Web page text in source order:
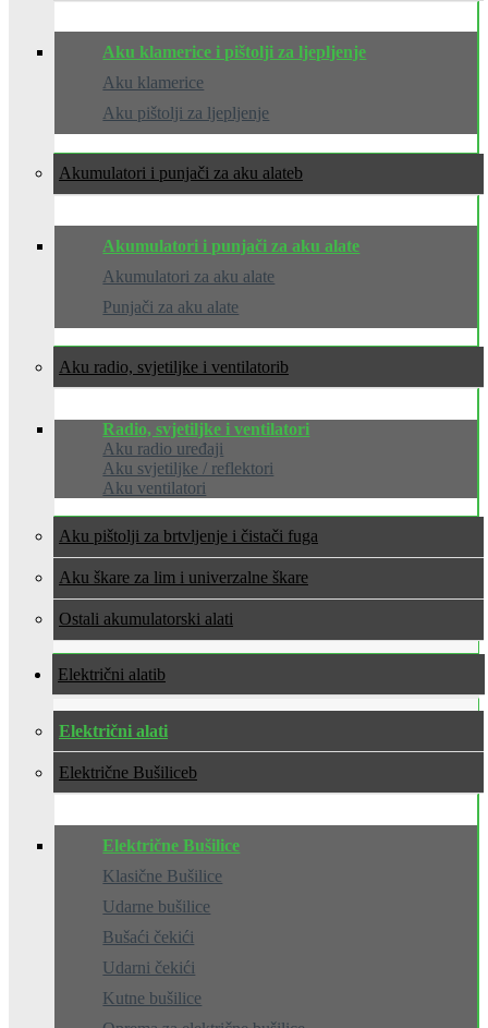
Aku klamerice i pištolji za ljepljenje
Aku klamerice
Aku pištolji za ljepljenje
Akumulatori i punjači za aku alate
Akumulatori i punjači za aku alate
Akumulatori za aku alate
Punjači za aku alate
Aku radio, svjetiljke i ventilatori
Radio, svjetiljke i ventilatori
Aku radio uređaji
Aku svjetiljke / reflektori
Aku ventilatori
Aku pištolji za brtvljenje i čistači fuga
Aku škare za lim i univerzalne škare
Ostali akumulatorski alati
Električni alati
Električni alati
Električne Bušilice
Električne Bušilice
Klasične Bušilice
Udarne bušilice
Bušaći čekići
Udarni čekići
Kutne bušilice